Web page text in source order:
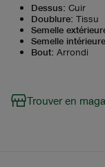
Dessus: Cuir
Doublure: Tissu
Semelle
Semelle intérieure
Bout: Arrondi
Trouver en